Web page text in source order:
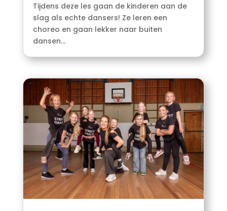
Tijdens deze les gaan de kinderen aan de
slag als echte dansers! Ze leren een
choreo en gaan lekker naar buiten
dansen...